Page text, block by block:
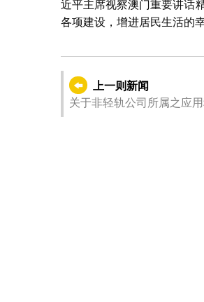
近平主席视察澳门重要讲话
各项建设，增进居民生活的幸
上一则新闻
关于非轻轨公司所属之应